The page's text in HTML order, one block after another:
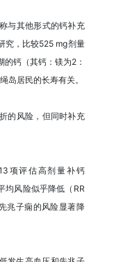
与其他形式的钙补充
究，比较525 mg剂量
钙（其钙：镁为2：
岛居民的长寿有关。
的风险，但同时补充
项评估高剂量补钙
均风险似乎降低（RR
兆子痫的风险显著降